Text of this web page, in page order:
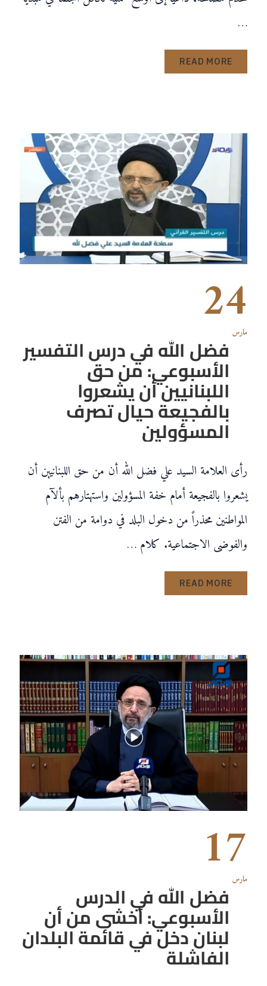
…
READ MORE
24
مارس
فضل الله في درس التفسير
الأسبوعي: من حق
اللبنانيين أن يشعروا
بالفجيعة حيال تصرف
المسؤولين
رأى العلامة السيد علي فضل الله أن من حق اللبنانيين أن
يشعروا بالفجيعة أمام خفة المسؤولين واستهتارهم بألآم
المواطنين محذراً من دخول البلد في دوامة من الفتن
والفوضى الاجتماعية. كلام …
READ MORE
17
مارس
فضل الله في الدرس
الأسبوعي: أخشى من أن
لبنان دخل في قائمة البلدان
الفاشلة